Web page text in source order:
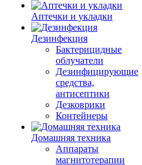
Аптечки и укладки
Дезинфекция
Бактерицидные
облучатели
Дезинфицирующие
средства,
антисептики
Дезковрики
Контейнеры
Домашняя техника
Аппараты
магнитотерапии